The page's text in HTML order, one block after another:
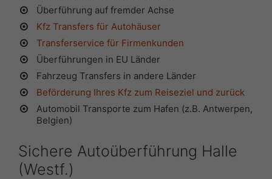
Überführung auf fremder Achse
Kfz Transfers für Autohäuser
Transferservice für Firmenkunden
Überführungen in EU Länder
Fahrzeug Transfers in andere Länder
Beförderung Ihres Kfz zum Reiseziel und zurück
Automobil Transporte zum Hafen (z.B. Antwerpen,
Belgien)
Sichere Autoüberführung Halle
(Westf.)